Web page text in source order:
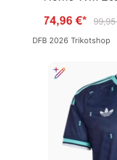
DFB 2026 Trikotshop